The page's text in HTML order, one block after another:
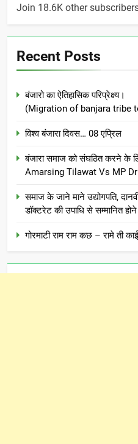
Join 18.6K other
Recent Posts
बंजारो का ऐतिहासिक परिप्रेक्ष्य।
(Migration of banjara tribe
विश्व बंजारा दिवस… 08 एप्रिल
बंजारा समाज को संघठित करने के
Amarsing Tilawat Vs MP
समाज के जाने माने उद्योगपति,
डॉक्टरेट की उपाधि से सम्मानित
गोरमाटी राम राम कछ – रामे ती